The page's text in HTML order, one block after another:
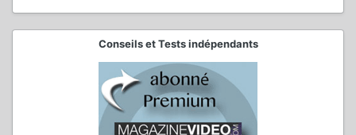
Conseils et Tests indépendants